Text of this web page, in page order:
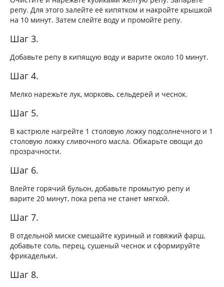
репу. Для этого залейте её кипятком и накройте крышкой
на 10 минут. Затем слейте воду и промойте репу.
Шаг 3.
Добавьте репу в кипящую воду и варите около 10 минут.
Шаг 4.
Мелко нарежьте лук, морковь, сельдерей и чеснок.
Шаг 5.
В кастрюле нагрейте 1 столовую ложку подсолнечного и 1
столовую ложку сливочного масла. Обжарьте овощи до
прозрачности.
Шаг 6.
Влейте горячий бульон, добавьте промытую репу и
варите 20 минут, пока репа не станет мягкой.
Шаг 7.
В отдельной миске смешайте куриный и говяжий фарш,
добавьте соль, перец, сушеный чеснок и сформируйте
фрикадельки.
Шаг 8.